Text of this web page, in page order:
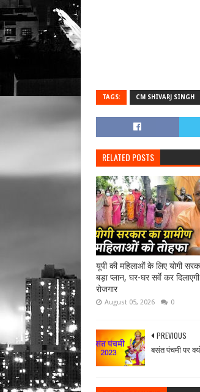
TAGS: CM SHIVARJ SINGH
RELATED POSTS
यूपी की महिलाओं के लिए योगी
बड़ा प्लान, घर-घर सर्वे कर दिलाएगी
रोजगार
August 05, 2026 0
PREVIOUS
बसंत पंचमी पर